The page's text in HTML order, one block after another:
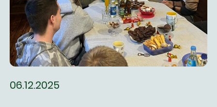
06.12.2025